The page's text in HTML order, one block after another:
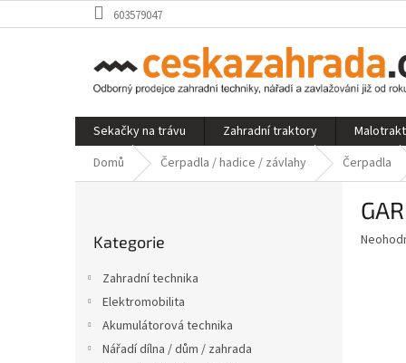
na
603579047
Sekačky na trávu Zahradní traktory
Domů
Čerpadla / hadice / závlahy Čerpadla
kategorie
Kategorie
Zahradní technika
Elektromobilita
Akumulátorová technika
Nářadí dílna / dům / zahrada